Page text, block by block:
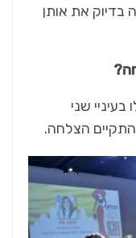
את אותן
שני
הצלחה.